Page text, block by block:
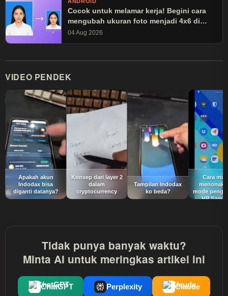
Cocok untuk melamar kerja! Begini cara
mengubah ukuran foto menjadi 4x6 di
Canva
04 Aug 2026
VIDEO PENDEK
Apakah akun
Indodax bisa
diganti datanya?
Konsep dari layer 2
dalam
cryptocurrency
Tampilan Indodax
ko beda?
Cara
mode
HP
Tidak punya banyak waktu?
Minta AI untuk meringkas artikel ini
ChatGPT Perplexity Claude